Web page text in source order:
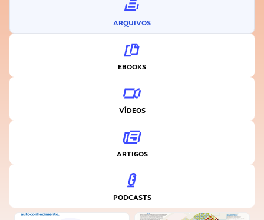
ARQUIVOS
EBOOKS
VÍDEOS
ARTIGOS
PODCASTS